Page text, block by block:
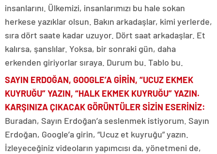
insanlarını. Ülkemizi, insanlarımızı bu hale sokan
herkese yazıklar olsun. Bakın arkadaşlar, kimi yerlerde,
sıra dört saate kadar uzuyor. Dört saat arkadaşlar. Et
kalırsa, şanslılar. Yoksa, bir sonraki gün, daha
erkenden giriyorlar sıraya. Durum bu. Tablo bu.
SAYIN ERDOĞAN, GOOGLE’A GİRİN, “UCUZ EKMEK
KUYRUĞU” YAZIN, “HALK EKMEK KUYRUĞU” YAZIN.
KARŞINIZA ÇIKACAK GÖRÜNTÜLER SİZİN ESERİNİZ:
Buradan, Sayın Erdoğan’a seslenmek istiyorum. Sayın
Erdoğan, Google’a girin, “Ucuz et kuyruğu” yazın.
İzleyeceğiniz videoların yapımcısı da, yönetmeni de,